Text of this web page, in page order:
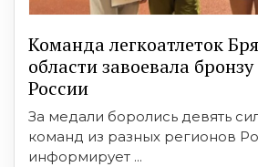
Команда легкоатлеток
области завоевала
России
За медали боролись девять
команд из разных регионов
информирует ...